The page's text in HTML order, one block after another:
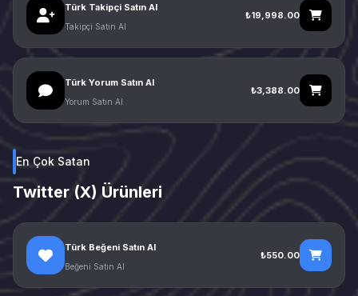
Türk Takipçi Satın Al
Takipçi Satın Al
₺19,998.00
Türk Yorum Satın Al
Yorum Satın Al
₺3,388.00
En Çok Satan
Twitter (X) Ürünleri
Türk Beğeni Satın Al
Beğeni Satın Al
₺550.00